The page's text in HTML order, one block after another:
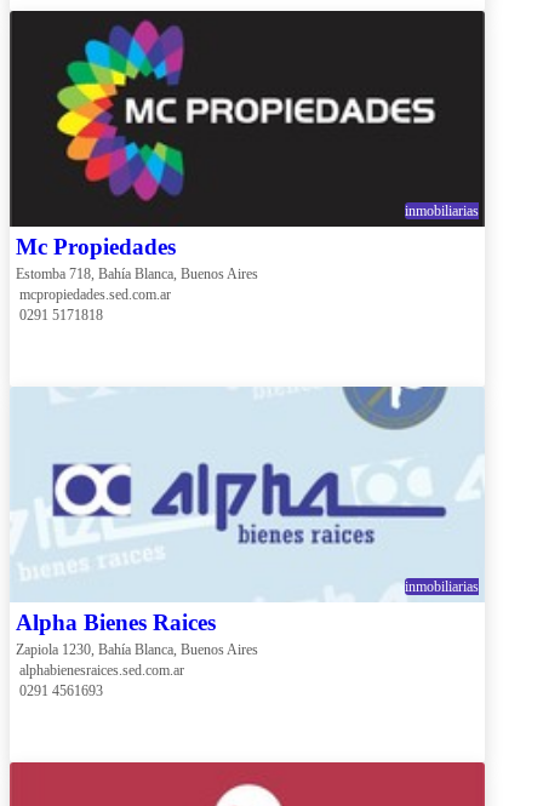
inmobiliarias
Mc Propiedades
Estomba 718, Bahía Blanca, Buenos Aires
mcpropiedades.sed.com.ar
0291 5171818
inmobiliarias
Alpha Bienes Raices
Zapiola 1230, Bahía Blanca, Buenos Aires
alphabienesraices.sed.com.ar
0291 4561693